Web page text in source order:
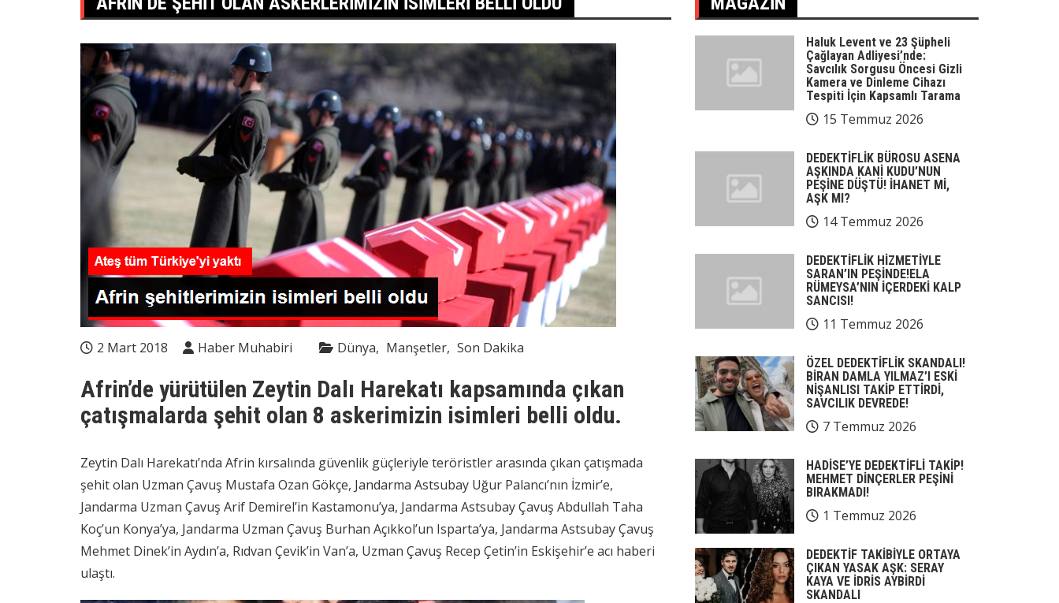
2 Mart 2018 Haber Muhabiri Dünya Manşetler Son Dakika
Afrin’de yürütülen Zeytin Dalı Harekatı kapsamında çıkan
çatışmalarda şehit olan 8 askerimizin isimleri belli oldu.
Zeytin Dalı Harekatı’nda Afrin kırsalında güvenlik güçleriyle teröristler arasında çıkan çatışmada
şehit olan Uzman Çavuş Mustafa Ozan Gökçe, Jandarma Astsubay Uğur Palancı’nın İzmir’e,
Jandarma Uzman Çavuş Arif Demirel’in Kastamonu’ya, Jandarma Astsubay Çavuş Abdullah Taha
Koç’un Konya’ya, Jandarma Uzman Çavuş Burhan Açıkkol’un Isparta’ya, Jandarma Astsubay Çavuş
Mehmet Dinek’in Aydın’a, Rıdvan Çevik’in Van’a, Uzman Çavuş Recep Çetin’in Eskişehir’e acı haberi
ulaştı.
Haluk Levent ve 23 Şüpheli
Çağlayan Adliyesi’nde:
Savcılık Sorgusu Öncesi Gizli
Kamera ve Dinleme Cihazı
Tespiti İçin Kapsamlı Tarama
15 Temmuz 2026
DEDEKTİFLİK BÜROSU ASENA
AŞKINDA KANİ KUDU’NUN
PEŞİNE DÜŞTÜ! İHANET Mİ,
AŞK MI?
14 Temmuz 2026
DEDEKTİFLİK HİZMETİYLE
SARAN’IN PEŞİNDE!ELA
RÜMEYSA’NIN İÇERDEKİ KALP
SANCISI!
11 Temmuz 2026
ÖZEL DEDEKTİFLİK SKANDALI!
BİRAN DAMLA YILMAZ’I ESKİ
NİŞANLISI TAKİP ETTİRDİ,
SAVCILIK DEVREDE!
7 Temmuz 2026
HADİSE’YE DEDEKTİFLİ TAKİP!
MEHMET DİNÇERLER PEŞİNİ
BIRAKMADI!
1 Temmuz 2026
DEDEKTİF TAKİBİYLE ORTAYA
ÇIKAN YASAK AŞK: SERAY
KAYA VE İDRİS AYBİRDİ
SKANDALI